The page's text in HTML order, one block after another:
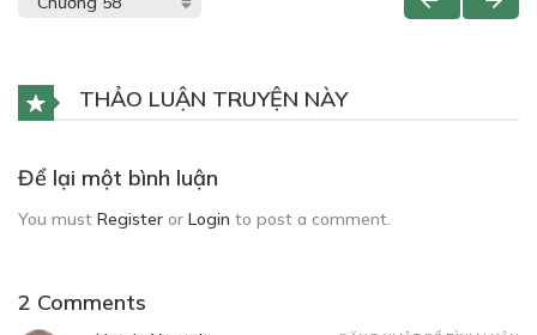
THẢO LUẬN TRUYỆN NÀY
Để lại một bình luận
You must Register or Login to post a comment.
2 Comments